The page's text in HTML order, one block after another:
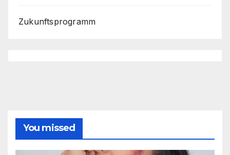
Zukunftsprogramm
You missed